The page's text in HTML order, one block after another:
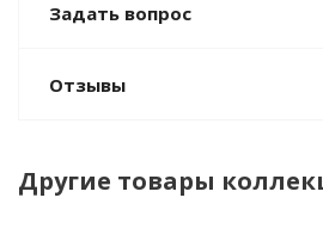
Задать вопрос
Отзывы
Другие товары